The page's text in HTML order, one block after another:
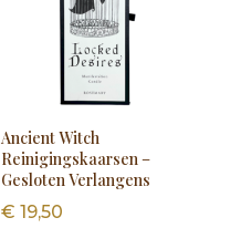
Ancient Witch
Reinigingskaarsen –
Gesloten Verlangens
€ 19,50